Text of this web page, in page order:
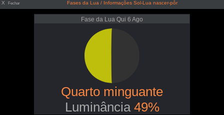
X Fechar Fases da Lua / Informações Sol-Lua nascer-pôr
Fase da Lua Qui 6 Ago
Quarto minguante
Luminância 49%